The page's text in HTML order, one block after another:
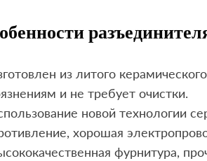
из литого
и не требует очистки.
новой технологии
хорошая
фурнитура,